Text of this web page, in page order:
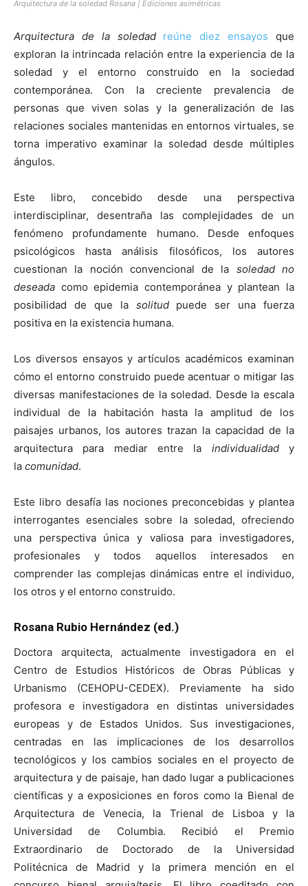
Arquitectura de la soledad Rosana | Ediciones asimétricas
Arquitectura de la soledad reúne diez ensayos que
exploran la intrincada relación entre la experiencia de la
soledad y el entorno construido en la sociedad
contemporánea. Con la creciente prevalencia de
personas que viven solas y la generalización de las
relaciones sociales mantenidas en entornos virtuales, se
torna imperativo examinar la soledad desde múltiples
ángulos.
Este libro, concebido desde una perspectiva
interdisciplinar, desentraña las complejidades de un
fenómeno profundamente humano. Desde enfoques
psicológicos hasta análisis filosóficos, los autores
cuestionan la noción convencional de la soledad no
deseada como epidemia contemporánea y plantean la
posibilidad de que la solitudpuede ser una fuerza
positiva en la existencia humana.
Los diversos ensayos y artículos académicos examinan
cómo el entorno construido puede acentuar o mitigar las
diversas manifestaciones de la soledad. Desde la escala
individual de la habitación hasta la amplitud de los
paisajes urbanos, los autores trazan la capacidad de la
arquitectura para mediar entre la individualidady
la comunidad.
Este libro desafía las nociones preconcebidas y plantea
interrogantes esenciales sobre la soledad, ofreciendo
una perspectiva única y valiosa para investigadores,
profesionales y todos aquellos interesados en
comprender las complejas dinámicas entre el individuo,
los otros y el entorno construido.
Rosana Rubio Hernández (ed.)
Doctora arquitecta, actualmente investigadora en el
Centro de Estudios Históricos de Obras Públicas y
Urbanismo (CEHOPU-CEDEX). Previamente ha sido
profesora e investigadora en distintas universidades
europeas y de Estados Unidos. Sus investigaciones,
centradas en las implicaciones de los desarrollos
tecnológicos y los cambios sociales en el proyecto de
arquitectura y de paisaje, han dado lugar a publicaciones
científicas y a exposiciones en foros como la Bienal de
Arquitectura de Venecia, la Trienal de Lisboa y la
Universidad de Columbia. Recibió el Premio
Extraordinario de Doctorado de la Universidad
Politécnica de Madrid y la primera mención en el